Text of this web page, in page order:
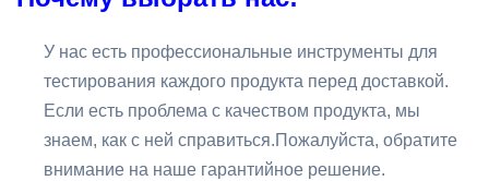
У нас есть профессиональные инструменты для
тестирования каждого продукта перед доставкой.
Если есть проблема с качеством продукта, мы
знаем, как с ней справиться.Пожалуйста, обратите
внимание на наше гарантийное решение.